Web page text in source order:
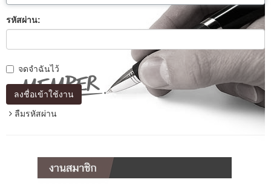
รหัสผ่าน:
จดจำฉันไว้
ลงชื่อเข้าใช้งาน
ลืมรหัสผ่าน